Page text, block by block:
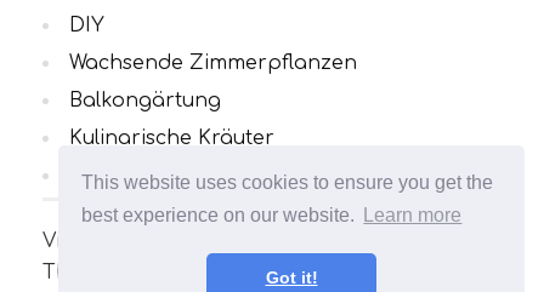
This website uses cookies to ensure you get the
best experience on our website.
Learn more
Got it!
Viele interessante und nützliche Artikel zum
Thema Gartenarbeit. Ihr Garten wird
DIY
Wachsende Zimmerpflanzen
Balkongärtung
Kulinarische Kräuter
Alle Kategorien